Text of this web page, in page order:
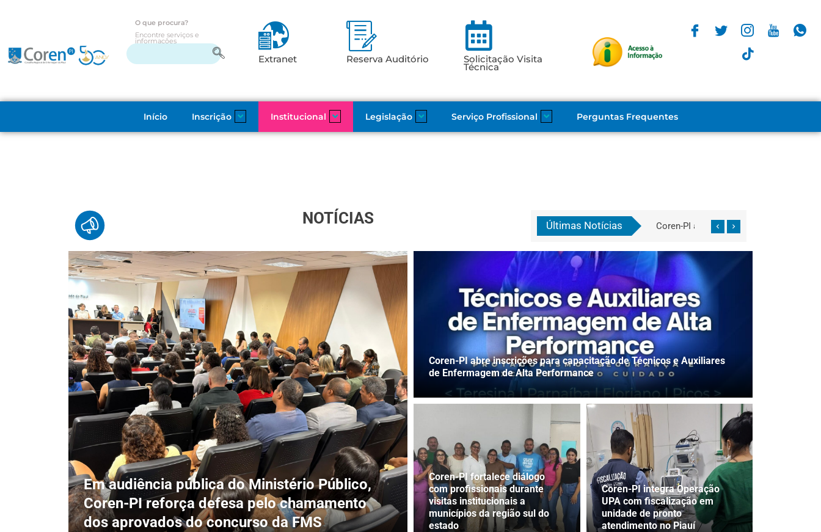
O que procura?
Encontre serviços e
informações
Extranet Reserva Auditório Solicitação Visita
Técnica
Início Inscrição Institucional Legislação Serviço Profissional Perguntas Frequentes
NOTÍCIAS Últimas Notícias
Coren-PI fortalece diálogo com profissionais durante visitas institucionais a municípios da região sul do estado Eleições 2026 Em audiência pública do Ministério Público, Coren-PI reforça defesa pelo chamamento dos aprovados do concurso da FMS
Em audiência pública do Ministério Público,
Coren-PI reforça defesa pelo chamamento
dos aprovados do concurso da FMS
Coren-PI abre inscrições para capacitação de Técnicos e Auxiliares
de Enfermagem de Alta Performance
Coren-PI fortalece diálogo
com profissionais durante
visitas institucionais a
municípios da região sul do
estado
Coren-PI integra Operação
UPA com fiscalização em
unidade de pronto
atendimento no Piauí